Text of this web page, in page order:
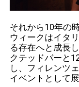
それから10年の
ウィークはイタ
る存在へと成長
クテッドバーと
し、フィレンツ
イベントとして